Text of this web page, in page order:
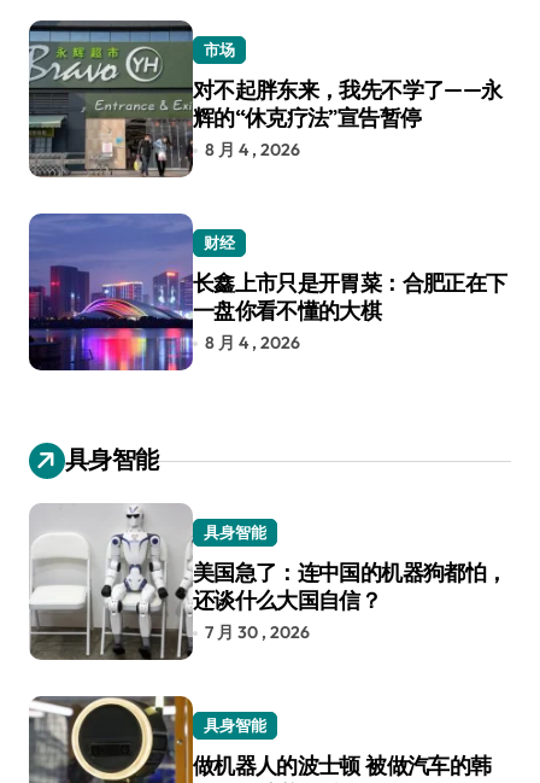
市场
对不起胖东来，我先不学了——永
辉的“休克疗法”宣告暂停
8 月 4 , 2026
财经
长鑫上市只是开胃菜：合肥正在下
一盘你看不懂的大棋
8 月 4 , 2026
具身智能
具身智能
美国急了：连中国的机器狗都怕，
还谈什么大国自信？
7 月 30 , 2026
具身智能
做机器人的波士顿 被做汽车的韩